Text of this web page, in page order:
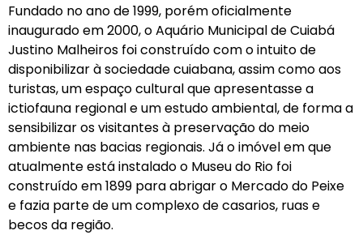
Fundado no ano de 1999, porém oficialmente
inaugurado em 2000, o Aquário Municipal de Cuiabá
Justino Malheiros foi construído com o intuito de
disponibilizar à sociedade cuiabana, assim como aos
turistas, um espaço cultural que apresentasse a
ictiofauna regional e um estudo ambiental, de forma a
sensibilizar os visitantes à preservação do meio
ambiente nas bacias regionais. Já o imóvel em que
atualmente está instalado o Museu do Rio foi
construído em 1899 para abrigar o Mercado do Peixe
e fazia parte de um complexo de casarios, ruas e
becos da região.